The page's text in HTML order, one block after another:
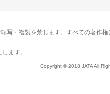
写・複製を禁じます。すべての著作権
ます。
Copyright © 2018 JATA All